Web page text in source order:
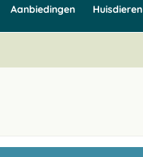
Aanbiedingen Huisdieren